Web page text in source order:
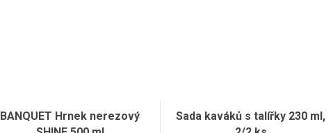
BANQUET Hrnek nerezový
Sada kaváků s talířky 230 ml,